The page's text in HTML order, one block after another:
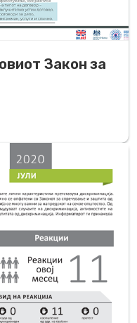
Закон за